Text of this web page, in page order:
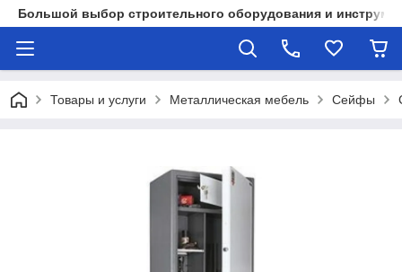
Большой выбор строительного оборудования и
Товары и услуги Металлическая мебель Сейфы